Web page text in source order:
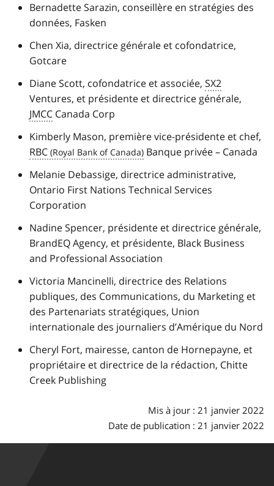
Bernadette Sarazin, conseillère en stratégies des
données, Fasken
Chen Xia, directrice générale et cofondatrice,
Gotcare
Diane Scott, cofondatrice et associée, SX2
Ventures, et présidente et directrice générale,
JMCC Canada Corp
Kimberly Mason, première vice-présidente et chef,
RBC
Banque privée – Canada
Melanie Debassige, directrice administrative,
Ontario First Nations Technical Services
Corporation
Nadine Spencer, présidente et directrice générale,
BrandEQ Agency, et présidente, Black Business
and Professional Association
Victoria Mancinelli, directrice des Relations
publiques, des Communications, du Marketing et
des Partenariats stratégiques, Union
internationale des journaliers d’Amérique du Nord
Cheryl Fort, mairesse, canton de Hornepayne, et
propriétaire et directrice de la rédaction, Chitte
Creek Publishing
Mis à jour : 21 janvier 2022
Date de publication : 21 janvier 2022